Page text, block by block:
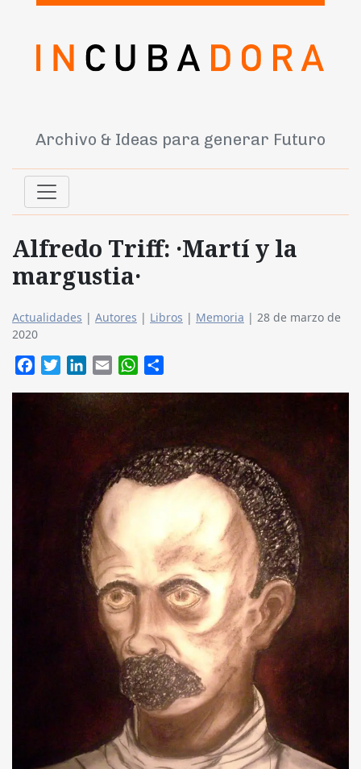
Archivo & Ideas para generar Futuro
Alfredo Triff: ·Martí y la
margustia·
Actualidades | Autores | Libros | Memoria | 28 de marzo de
2020
FacebookTwitterLinkedIn
Email WhatsApp